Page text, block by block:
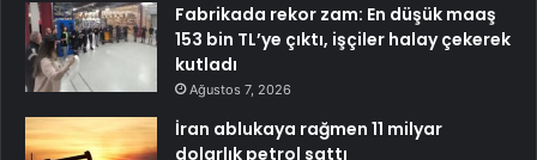
Fabrikada rekor zam: En düşük maaş
153 bin TL’ye çıktı, işçiler halay çekerek
kutladı
Ağustos 7, 2026
İran ablukaya rağmen 11 milyar
dolarlık petrol sattı